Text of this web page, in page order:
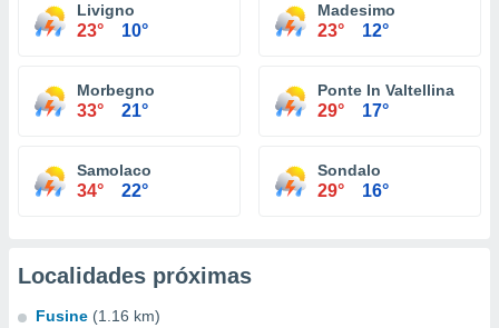
Livigno
23° 10°
Madesimo
23° 12°
Morbegno
33° 21°
Ponte In Valtellina
29° 17°
Samolaco
34° 22°
Sondalo
29° 16°
Localidades próximas
Fusine (1.16 km)